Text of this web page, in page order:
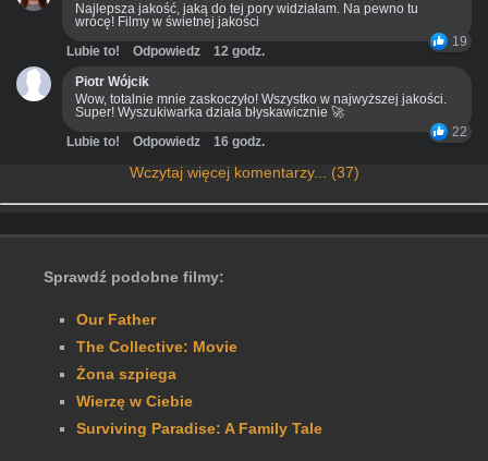
Najlepsza jakość, jaką do tej pory widziałam. Na pewno tu
wrócę! Filmy w świetnej jakości
19
Lubie to! Odpowiedz
12 godz.
Piotr Wójcik
Wow, totalnie mnie zaskoczyło! Wszystko w najwyższej jakości.
Super! Wyszukiwarka działa błyskawicznie 🚀
22
Lubie to! Odpowiedz 16 godz.
Wczytaj więcej komentarzy... (37)
Sprawdź podobne filmy:
Our Father
The Collective: Movie
Żona szpiega
Wierzę w Ciebie
Surviving Paradise: A Family Tale